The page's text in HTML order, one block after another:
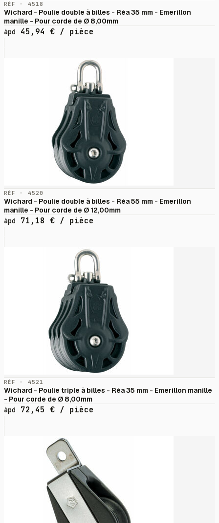
RÉF · 4518
Wichard - Poulie double à billes - Réa 35 mm - Emerillon
manille - Pour corde de Ø 8,00mm
àpd
45,94 € / pièce
RÉF · 4520
Wichard - Poulie double à billes - Réa 55 mm - Emerillon
manille - Pour corde de Ø 12,00mm
àpd
71,18 € / pièce
RÉF · 4521
Wichard - Poulie triple à billes - Réa 35 mm - Emerillon manille
- Pour corde de Ø 8,00mm
àpd
72,45 € / pièce